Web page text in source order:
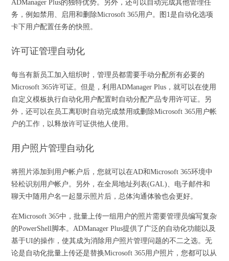
ADManager Plus的独特优势。另外，还可以自动完成其他管理任
务，例如禁用、启用和删除Microsoft 365用户。图1是自动化选项
卡下用户配置任务的快照。
许可证管理自动化
每当有新员工加入组织时，管理员都需要手动分配所有必要的
Microsoft 365许可证。但是，利用ADManager Plus，就可以在使用
自定义模板执行自动化用户配置时自动分配产品专用许可证。另
外，还可以在员工离职时自动完成禁用或删除Microsoft 365用户帐
户的工作，以释放许可证供他人使用。
用户照片管理自动化
将照片添加到用户帐户后，您就可以在AD和Microsoft 365环境中
轻松识别用户帐户。另外，在全局地址列表(GAL)、电子邮件和
聊天中随用户名一起显示照片后，总体沟通体验也会更好。
在Microsoft 365中，批量上传一组用户的照片需要管理员编写复杂
的PowerShell脚本。ADManager Plus提供了广泛的自动化功能以及
基于UI的操作，使其成为消除用户照片管理问题的不二之选。无
论是自动化批量上传还是替换Microsoft 365用户照片，您都可以从